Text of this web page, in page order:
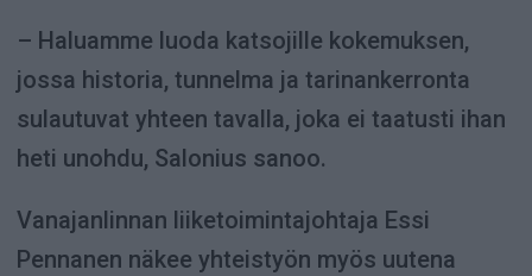
– Haluamme luoda katsojille kokemuksen,
jossa historia, tunnelma ja tarinankerronta
sulautuvat yhteen tavalla, joka ei taatusti ihan
heti unohdu, Salonius sanoo.
Vanajanlinnan liiketoimintajohtaja Essi
Pennanen näkee yhteistyön myös uutena